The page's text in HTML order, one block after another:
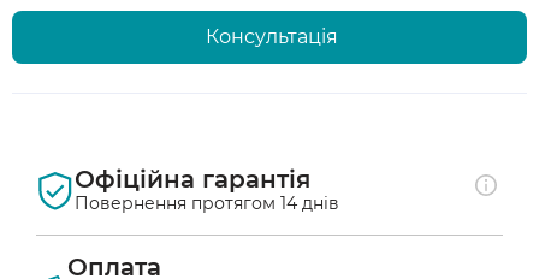
Консультація
Офіційна гарантія
Повернення протягом 14 днів
Оплата